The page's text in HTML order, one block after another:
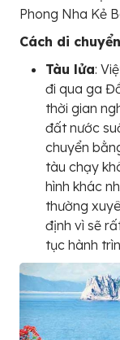
Phong Nha Kẻ
Cách di
Tàu lửa:
đi qua ga
thời gian
đất nước
chuyển
tàu chạy
hình khác
thường
định vì sẽ
tục hành